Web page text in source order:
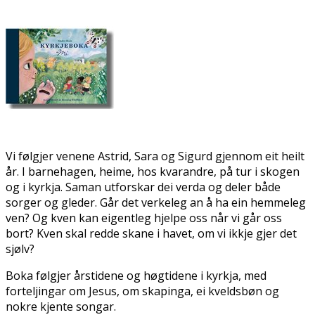
Vi følgjer venene Astrid, Sara og Sigurd gjennom eit heilt
år. I barnehagen, heime, hos kvarandre, på tur i skogen
og i kyrkja. Saman utforskar dei verda og deler både
sorger og gleder. Går det verkeleg an å ha ein hemmeleg
ven? Og kven kan eigentleg hjelpe oss når vi går oss
bort? Kven skal redde fiskane i havet, om vi ikkje gjer det
sjølv?
Boka følgjer årstidene og høgtidene i kyrkja, med
forteljingar om Jesus, om skapinga, ei kveldsbøn og
nokre kjente songar.